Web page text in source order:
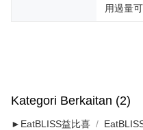
用過量
Kategori Berkaitan (2)
►EatBLISS益比喜